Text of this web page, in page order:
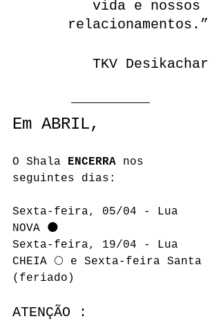
vida e nossos
relacionamentos.”
TKV Desikachar
Em ABRIL,
O Shala ENCERRA nos
seguintes dias:
Sexta-feira, 05/04 - Lua
NOVA 🌑
Sexta-feira, 19/04 - Lua
CHEIA 🌕 e Sexta-feira Santa
(feriado)
ATENÇÃO :